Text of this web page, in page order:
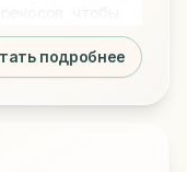
вариант
внешний
подробнее